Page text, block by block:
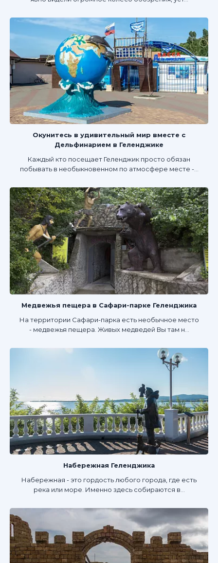
Окунитесь в удивительный мир вместе с
Дельфинарием в Геленджике
Каждый кто посещает Геленджик просто обязан
побывать в необыкновенном по атмосфере месте -...
Медвежья пещера в Сафари-парке Геленджика
На территории Сафари-парка есть необычное место
- медвежья пещера. Живых медведей Вы там н...
Набережная Геленджика
Набережная - это гордость любого города, где есть
река или море. Именно здесь собираются в...